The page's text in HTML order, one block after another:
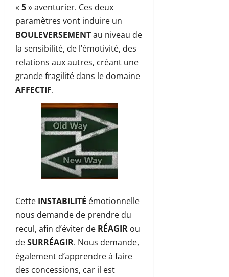
«5» aventurier. Ces deux
paramètres vont induire un
BOULEVERSEMENTau niveau de
la sensibilité, de l’émotivité, des
relations aux autres, créant une
grande fragilité dans le domaine
AFFECTIF.
Cette INSTABILITÉ émotionnelle
nous demande de prendre du
recul, afin d’éviter de RÉAGIR ou
deSURRÉAGIR. Nous demande,
également d’apprendre à faire
des concessions, car il est